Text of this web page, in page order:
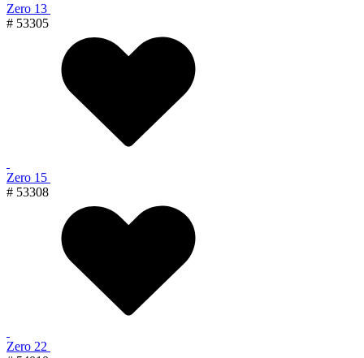
Zero 13
# 53305
Zero 15
# 53308
Zero 22